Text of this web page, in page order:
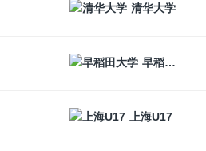
清华大学
早稻田大学
上海U17